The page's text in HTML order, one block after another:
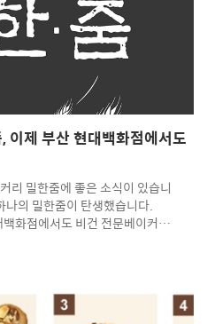
복귀하자..
이제 부산 현대백화점에서도
리 밀한줌에 좋은 소식이 있습니
나의 밀한줌이 탄생했습니다.
화점에서도 비건 전문베이커리
현대백화점 입점을 알리는 밀한
밀한줌 공식 인스타그램 포스
된메뉴 안내드려요 흑미,백미,현
롤 #쑥치아바타#쑥콩버무리 #